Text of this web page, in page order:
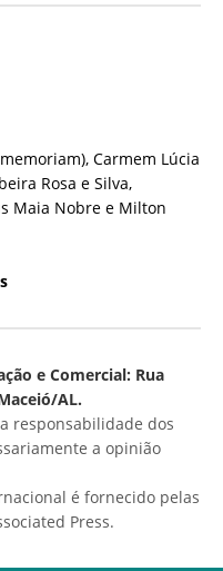
Carmem Lúcia
Rosa e Silva,
Maia Nobre e Milton
e Comercial: Rua
AL.
responsabilidade dos
a opinião
é fornecido pelas
Press.